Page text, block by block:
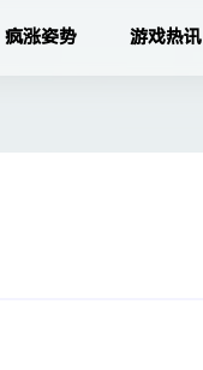
疯涨姿势 游戏热讯